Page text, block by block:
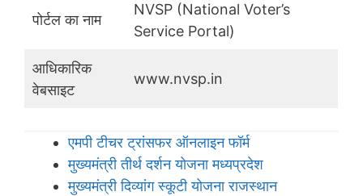
पोर्टल का नाम
NVSP (National Voter’s
Service Portal)
आधिकारिक
वेबसाइट
www.nvsp.in
एमपी टीचर ट्रांसफर ऑनलाइन फॉर्म
मुख्यमंत्री तीर्थ दर्शन योजना मध्यप्रदेश
मुख्यमंत्री दिव्यांग स्कूटी योजना राजस्थान